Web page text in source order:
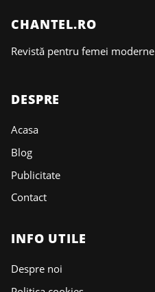
CHANTEL.RO
Revistă pentru femei moderne
DESPRE
Acasa
Blog
Publicitate
Contact
INFO UTILE
Despre noi